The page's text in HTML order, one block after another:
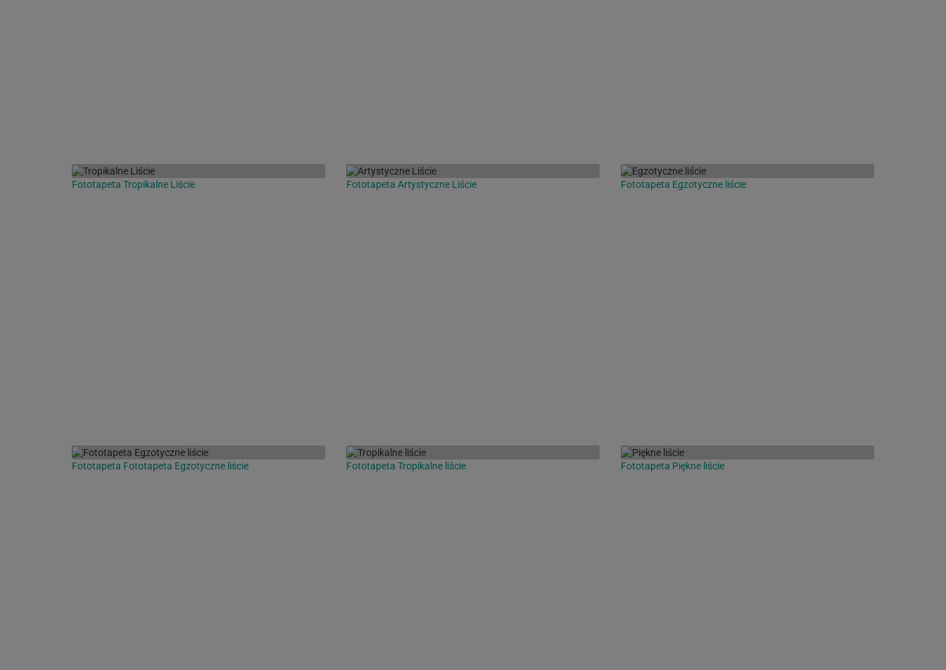
Fototapeta Tropikalne Liście Fototapeta Artystyczne Liście Fototapeta Egzotyczne liście
Fototapeta Fototapeta Egzotyczne liście Fototapeta Tropikalne liście Fototapeta Piękne liście